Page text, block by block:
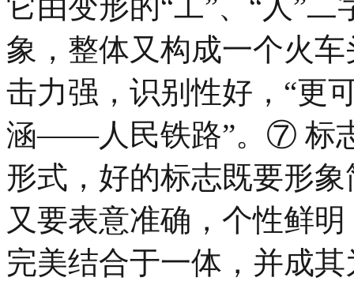
象，整体又构成一个火
击力强，识别性好，“更
涵——人民铁路”。⑦ 标
形式，好的标志既要形
又要表意准确，个性鲜
完美结合于一体，并成